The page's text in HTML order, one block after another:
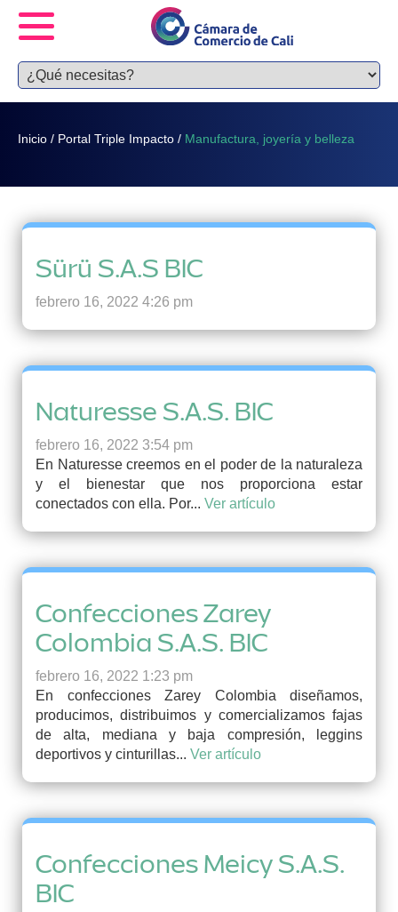
Inicio / Portal Triple Impacto / Manufactura, joyería y belleza
Sürü S.A.S BIC
febrero 16, 2022 4:26 pm
Naturesse S.A.S. BIC
febrero 16, 2022 3:54 pm
En Naturesse creemos en el poder de la naturaleza
y el bienestar que nos proporciona estar
conectados con ella. Por... Ver artículo
Confecciones Zarey
Colombia S.A.S. BIC
febrero 16, 2022 1:23 pm
En confecciones Zarey Colombia diseñamos,
producimos, distribuimos y comercializamos fajas
de alta, mediana y baja compresión, leggins
deportivos y cinturillas... Ver artículo
Confecciones Meicy S.A.S.
BIC